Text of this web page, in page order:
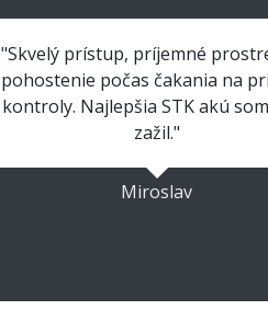
"Skvelý prístup, príjemné
pohostenie počas čakania na
kontroly. Najlepšia STK akú
zažil."
Miroslav